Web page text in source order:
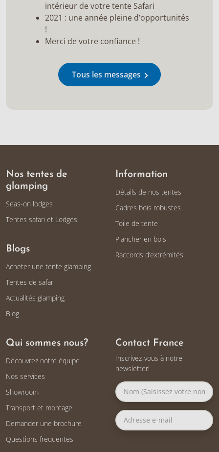
intérieur de votre tente Safari
2021 : une année pleine d’opportunités
!
Merci de votre confiance !
Tous les messages
Nos tentes de
glamping
Seas-on lodges
Tentes safari et Lodges
Blogs
Acheter une tente glamping
Tentes de safari
Actualités glamping
Blog
Information
Détails de nos tentes
Cadres bois robustes
Toile de tente
Plancher en bois
Raccords d’extrémités
Qui sommes nous?
Découvrez notre équipe
Nos services
Showroom
Transport et montage
Demander une brochure
Questions frequentes
Contact France
Inscrivez-vous à notre
newsletter!